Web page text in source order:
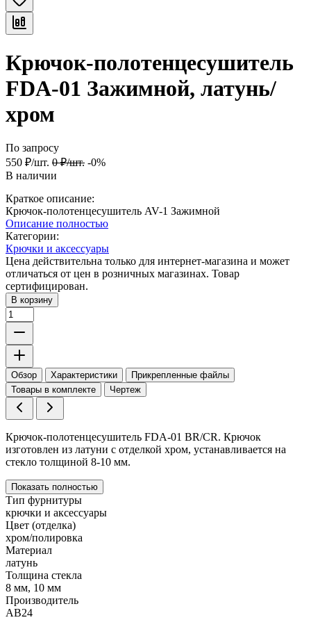
Крючок-полотенцесушитель
FDA-01 Зажимной, латунь/
хром
По запросу
550 ₽/шт. 0 ₽/шт. -0%
В наличии
Краткое описание:
Крючок-полотенцесушитель AV-1 Зажимной
Описание полностью
Категории:
Крючки и аксессуары
Цена действительна только для интернет-магазина и может
отличаться от цен в розничных магазинах. Товар
сертифицирован.
В корзину
Обзор Характеристики
Прикрепленные файлы
Товары в комплекте
Чертеж
Крючок-полотенцесушитель FDA-01 BR/CR. Крючок
изготовлен из латуни с отделкой хром, устанавливается на
стекло толщиной 8-10 мм.
Показать полностью
Тип фурнитуры
крючки и аксессуары
Цвет (отделка)
хром/полировка
Материал
латунь
Толщина стекла
8 мм, 10 мм
Производитель
АВ24